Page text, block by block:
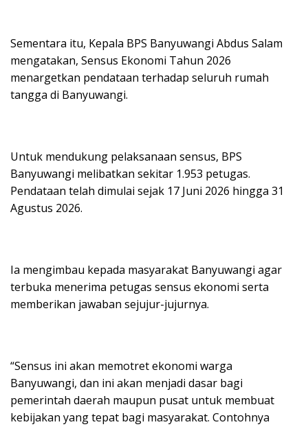
Sementara itu, Kepala BPS Banyuwangi Abdus Salam
mengatakan, Sensus Ekonomi Tahun 2026
menargetkan pendataan terhadap seluruh rumah
tangga di Banyuwangi.
Untuk mendukung pelaksanaan sensus, BPS
Banyuwangi melibatkan sekitar 1.953 petugas.
Pendataan telah dimulai sejak 17 Juni 2026 hingga 31
Agustus 2026.
Ia mengimbau kepada masyarakat Banyuwangi agar
terbuka menerima petugas sensus ekonomi serta
memberikan jawaban sejujur-jujurnya.
“Sensus ini akan memotret ekonomi warga
Banyuwangi, dan ini akan menjadi dasar bagi
pemerintah daerah maupun pusat untuk membuat
kebijakan yang tepat bagi masyarakat. Contohnya